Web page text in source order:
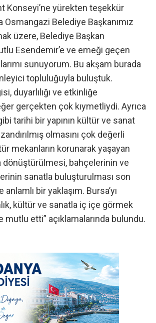
Konseyi’ne yürekten teşekkür
Osmangazi Belediye Başkanımız
üzere, Belediye Başkan
Esendemir’e ve emeği geçen
sunuyorum. Bu akşam burada
topluluğuyla buluştuk.
duyarlılığı ve etkinliğe
gerçekten çok kıymetliydi. Ayrıca
tarihi bir yapının kültür ve sanat
olmasını çok değerli
mekanların korunarak yaşayan
dönüştürülmesi, bahçelerinin ve
sanatla buluşturulması son
bir yaklaşım. Bursa’yı
kültür ve sanatla iç içe görmek
mutlu etti” açıklamalarında bulundu.